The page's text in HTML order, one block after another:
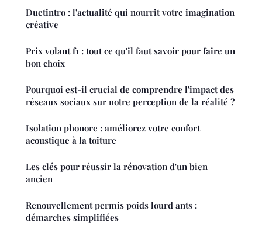
Duetintro : l'actualité qui nourrit votre imagination
créative
Prix volant f1 : tout ce qu'il faut savoir pour faire un
bon choix
Pourquoi est-il crucial de comprendre l'impact des
réseaux sociaux sur notre perception de la réalité ?
Isolation phonore : améliorez votre confort
acoustique à la toiture
Les clés pour réussir la rénovation d'un bien
ancien
Renouvellement permis poids lourd ants :
démarches simplifiées